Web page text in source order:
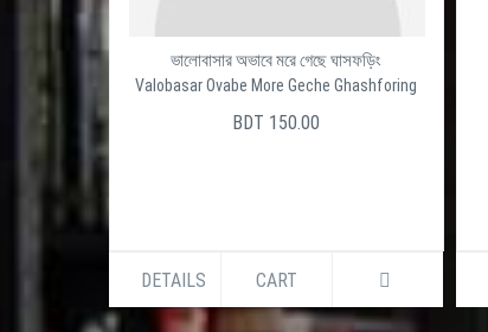
ভালোবাসার অভাবে মরে গেছে ঘাসফড়িং
Valobasar Ovabe More Geche Ghashforing
BDT 150.00
DETAILS CART